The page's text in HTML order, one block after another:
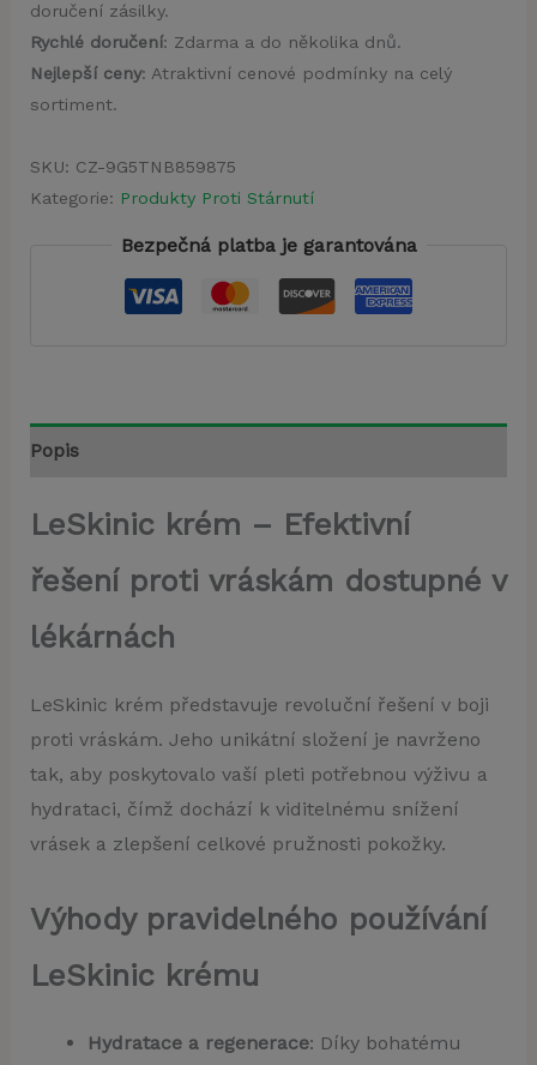
doručení zásilky.
Rychlé doručení: Zdarma a do několika dnů.
Nejlepší ceny: Atraktivní cenové podmínky na celý
sortiment.
SKU: CZ-9G5TNB859875
Kategorie: Produkty Proti Stárnutí
Bezpečná platba je garantována
Popis
LeSkinic krém – Efektivní
řešení proti vráskám dostupné v
lékárnách
LeSkinic krém představuje revoluční řešení v boji
proti vráskám. Jeho unikátní složení je navrženo
tak, aby poskytovalo vaší pleti potřebnou výživu a
hydrataci, čímž dochází k viditelnému snížení
vrásek a zlepšení celkové pružnosti pokožky.
Výhody pravidelného používání
LeSkinic krému
Hydratace a regenerace: Díky bohatému